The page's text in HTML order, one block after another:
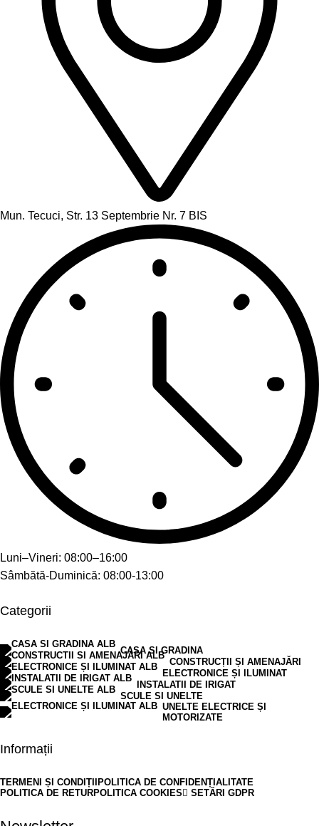
Mun. Tecuci, Str. 13 Septembrie Nr. 7 BIS
Luni–Vineri: 08:00–16:00
Sâmbătă-Duminică: 08:00-13:00
Categorii
CASA SI GRADINA
CONSTRUCȚII ȘI AMENAJĂRI
ELECTRONICE ȘI ILUMINAT
INSTALATII DE IRIGAT
SCULE SI UNELTE
UNELTE ELECTRICE ȘI
MOTORIZATE
Informații
TERMENI ȘI CONDIȚII
POLITICA DE CONFIDENȚIALITATE
POLITICA DE RETURPOLITICA COOKIES SETĂRI GDPR